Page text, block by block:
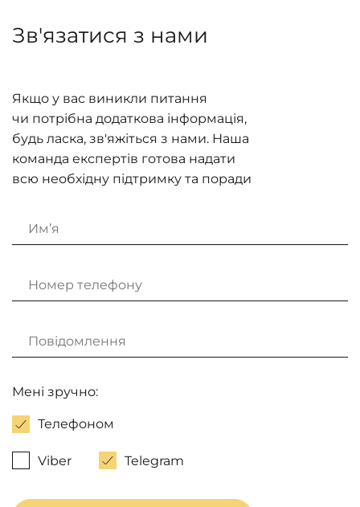
Зв'язатися з нами
Якщо у вас виникли питання
чи потрібна додаткова інформація,
будь ласка, зв'яжіться з нами. Наша
команда експертів готова надати
всю необхідну підтримку та поради
Мені зручно:
Телефоном
Viber Telegram